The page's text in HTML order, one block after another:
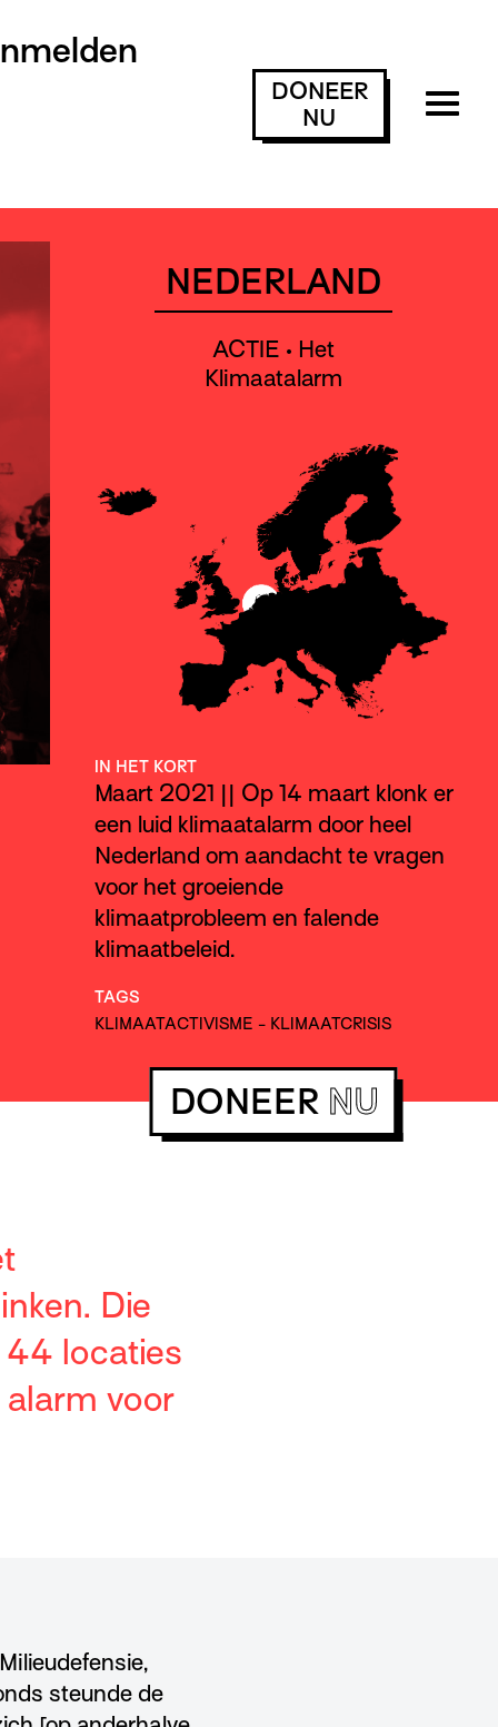
DONEER
NU
NEDERLAND
ACTIE • Het
Klimaatalarm
IN HET KORT
Maart 2021 || Op 14 maart klonk er
een luid klimaatalarm door heel
Nederland om aandacht te vragen
voor het groeiende
klimaatprobleem en falende
klimaatbeleid.
TAGS
KLIMAATACTIVISME - KLIMAATCRISIS
DONEER NU
Die
locaties
voor
steunde de